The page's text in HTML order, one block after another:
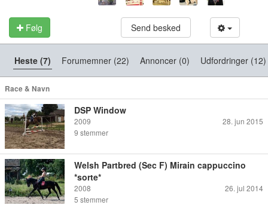
Følg Send besked
Heste (7) Forumemner (22) Annoncer (0) Udfordringer (12)
Race & Navn
DSP Window
2009
28. jun 2015
9 stemmer
Welsh Partbred (Sec F) Mirain cappuccino
*sorte*
2008
26. jul 2014
5 stemmer